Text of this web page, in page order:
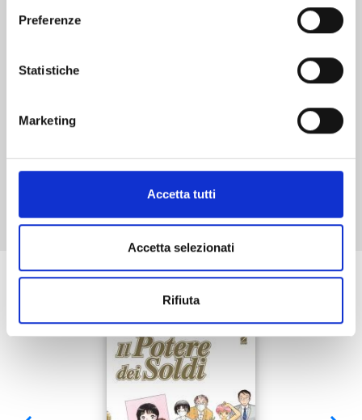
Preferenze
Statistiche
Marketing
Accetta tutti
Accetta selezionati
Rifiuta
Se ti è piaciuto prova anche: